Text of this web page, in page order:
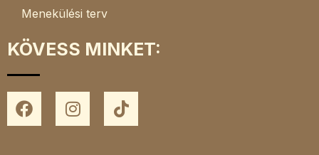
Menekülési terv
KÖVESS MINKET: